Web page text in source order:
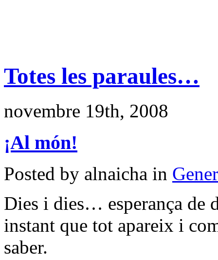
Totes les paraules…
novembre 19th, 2008
¡Al món!
Posted by alnaicha in
Dies i dies… esperança de
instant que tot apareix i
saber.